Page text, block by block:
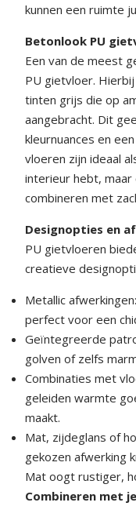
kunnen een ruimte
Betonlook PU
Een van de meest
PU gietvloer.
tinten grijs die op
aangebracht. Dit
kleurnuances en
vloeren zijn ideaal
interieur hebt,
combineren met
Designopties en
PU gietvloeren
creatieve
Metallic
perfect voor een
Geïntegreerde
golven of zelfs
Combinaties met
geleiden warmte
maakt.
Mat, zijdeglans of
gekozen afwerking
Mat oogt rustiger,
Combineren met